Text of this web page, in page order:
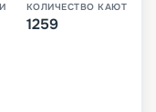
КОЛИЧЕСТВО КАЮТ
1259